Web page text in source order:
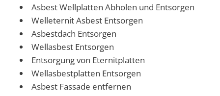
Asbest Wellplatten Abholen und Entsorgen
Welleternit Asbest Entsorgen
Asbestdach Entsorgen
Wellasbest Entsorgen
Entsorgung von Eternitplatten
Wellasbestplatten Entsorgen
Asbest Fassade entfernen